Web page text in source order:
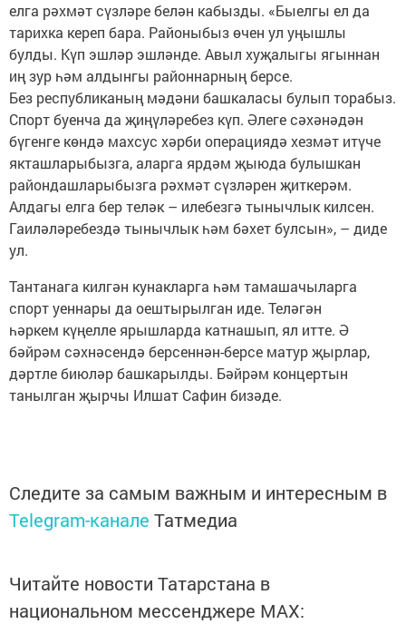
елга рәхмәт сүзләре белән кабызды. «Быелгы ел да
тарихка кереп бара. Районыбыз өчен ул уңышлы
булды. Күп эшләр эшләнде. Авыл хуҗалыгы ягыннан
иң зур һәм алдынгы районнарның берсе.
Без республиканың мәдәни башкаласы булып торабыз.
Спорт буенча да җиңүләребез күп. Әлеге сәхәнәдән
бүгенге көндә махсус хәрби операциядә хезмәт итүче
якташларыбызга, аларга ярдәм җыюда булышкан
райондашларыбызга рәхмәт сүзләрен җиткерәм.
Алдагы елга бер теләк – илебезгә тынычлык килсен.
Гаиләләребездә тынычлык һәм бәхет булсын», – диде
ул.
Тантанага килгән кунакларга һәм тамашачыларга
спорт уеннары да оештырылган иде. Теләгән
һәркем күңелле ярышларда катнашып, ял итте. Ә
бәйрәм сәхнәсендә берсеннән-берсе матур җырлар,
дәртле биюләр башкарылды. Бәйрәм концертын
танылган җырчы Илшат Сафин бизәде.
Следите за самым важным и интересным в
Telegram-канале Татмедиа
Читайте новости Татарстана в
национальном мессенджере MАХ: